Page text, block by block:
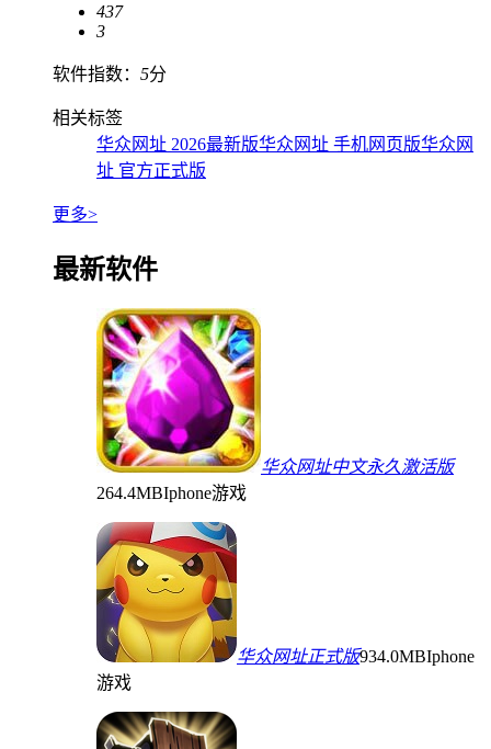
437
3
软件指数： 5分
相关标签
华众网址 2026最新版华众网址 手机网页版华众网
址 官方正式版
更多>
最新软件
华众网址中文永久激活版
264.4MBIphone游戏
华众网址正式版934.0MBIphone
游戏